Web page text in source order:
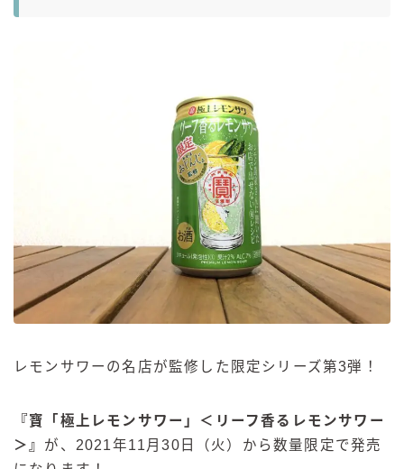
レモンサワーの名店が監修した限定シリーズ第3弾！
『寶「極上レモンサワー」＜リーフ香るレモンサワー
＞ 』 が、2021年11月30日（火）から数量限定で発売